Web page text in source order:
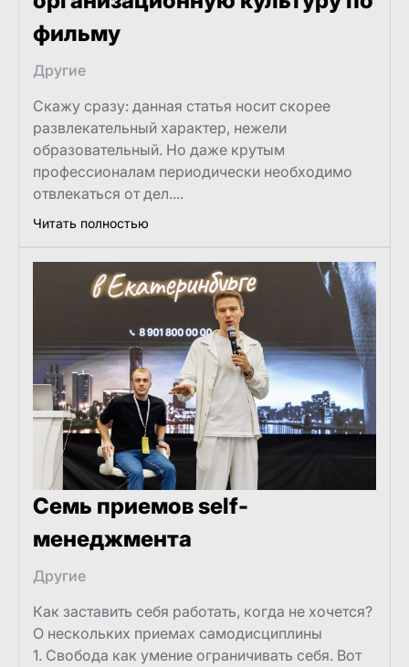
фильму
Другие
Скажу сразу: данная статья носит скорее
развлекательный характер, нежели
образовательный. Но даже крутым
профессионалам периодически необходимо
отвлекаться от дел....
Читать полностью
Семь приемов self-
менеджмента
Другие
Как заставить себя работать, когда не хочется?
О нескольких приемах самодисциплины
1. Свобода как умение ограничивать себя. Вот